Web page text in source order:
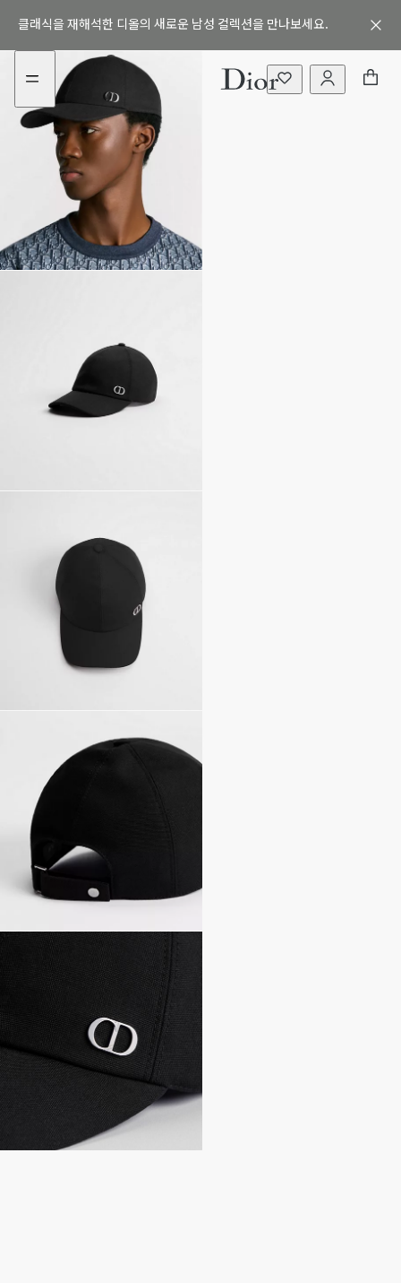
클래식을 재해석한 디올의 새로운 남성 컬렉션을 만나보세요.
정교한 디테일이 돋보이는 디올의 스털링 실버 주얼리를 만나보세
요.
디올의 아이코닉한 남성 지갑을 만나보세요.